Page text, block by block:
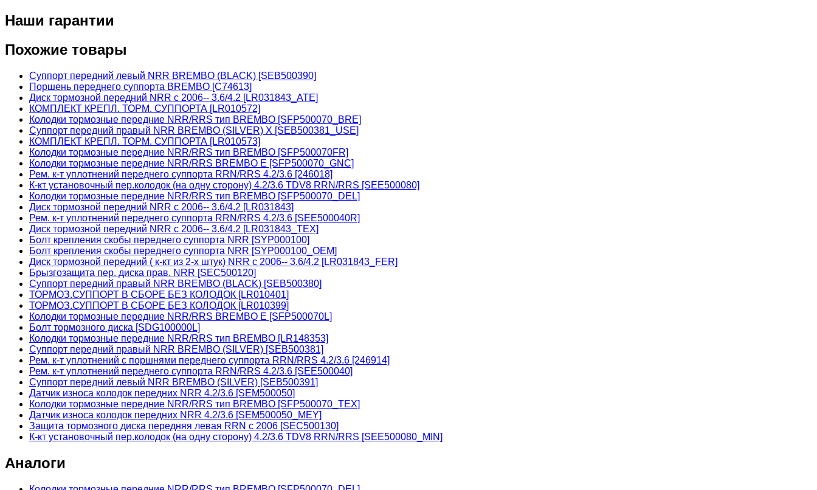
Наши гарантии
Похожие товары
Суппорт передний левый NRR BREMBO (BLACK) [SEB500390]
Поршень переднего суппорта BREMBO [C74613]
Диск тормозной передний NRR с 2006-- 3.6/4.2 [LR031843_ATE]
КОМПЛЕКТ КРЕПЛ. ТОРМ. СУППОРТА [LR010572]
Колодки тормозные передние NRR/RRS тип BREMBO [SFP500070_BRE]
Суппорт передний правый NRR BREMBO (SILVER) X [SEB500381_USE]
КОМПЛЕКТ КРЕПЛ. ТОРМ. СУППОРТА [LR010573]
Колодки тормозные передние NRR/RRS тип BREMBO [SFP500070FR]
Колодки тормозные передние NRR/RRS BREMBO E [SFP500070_GNC]
Рем. к-т уплотнений переднего суппорта RRN/RRS 4.2/3.6 [246018]
К-кт установочный пер.колодок (на одну сторону) 4.2/3.6 TDV8 RRN/RRS [SEE500080]
Колодки тормозные передние NRR/RRS тип BREMBO [SFP500070_DEL]
Диск тормозной передний NRR с 2006-- 3.6/4.2 [LR031843]
Рем. к-т уплотнений переднего суппорта RRN/RRS 4.2/3.6 [SEE500040R]
Диск тормозной передний NRR с 2006-- 3.6/4.2 [LR031843_TEX]
Болт крепления скобы переднего суппорта NRR [SYP000100]
Болт крепления скобы переднего суппорта NRR [SYP000100_OEM]
Диск тормозной передний ( к-кт из 2-х штук) NRR с 2006-- 3.6/4.2 [LR031843_FER]
Брызгозащита пер. диска прав. NRR [SEC500120]
Суппорт передний правый NRR BREMBO (BLACK) [SEB500380]
ТОРМОЗ.СУППОРТ В СБОРЕ БЕЗ КОЛОДОК [LR010401]
ТОРМОЗ.СУППОРТ В СБОРЕ БЕЗ КОЛОДОК [LR010399]
Колодки тормозные передние NRR/RRS BREMBO E [SFP500070L]
Болт тормозного диска [SDG100000L]
Колодки тормозные передние NRR/RRS тип BREMBO [LR148353]
Суппорт передний правый NRR BREMBO (SILVER) [SEB500381]
Рем. к-т уплотнений с поршнями переднего суппорта RRN/RRS 4.2/3.6 [246914]
Рем. к-т уплотнений переднего суппорта RRN/RRS 4.2/3.6 [SEE500040]
Суппорт передний левый NRR BREMBO (SILVER) [SEB500391]
Датчик износа колодок передних NRR 4.2/3.6 [SEM500050]
Колодки тормозные передние NRR/RRS тип BREMBO [SFP500070_TEX]
Датчик износа колодок передних NRR 4.2/3.6 [SEM500050_MEY]
Защита тормозного диска передняя левая RRN c 2006 [SEC500130]
К-кт установочный пер.колодок (на одну сторону) 4.2/3.6 TDV8 RRN/RRS [SEE500080_MIN]
Аналоги